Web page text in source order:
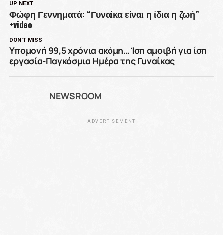
UP NEXT
Φώφη Γεννηματά: “Γυναίκα είναι η ίδια η ζωή”
+video
DON'T MISS
Υπομονή 99,5 χρόνια ακόμη… Ίση αμοιβή για ίση
εργασία-Παγκόσμια Ημέρα της Γυναίκας
NEWSROOM
ADVERTISEMENT